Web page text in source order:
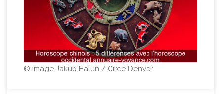
© image Jakub Halun / Circe Denyer